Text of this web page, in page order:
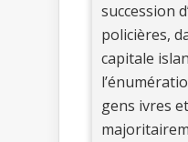
succession
policières,
capitale
gens ivres